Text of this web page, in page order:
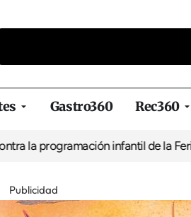
Gastro360 Rec360
infantil de la Feria de
Publicidad